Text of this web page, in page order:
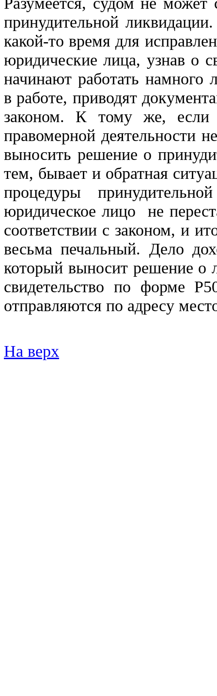
принудительной
какой-то время для
юридические лица, узнав о
начинают работать намного
в работе, приводят
законом. К тому же, если
правомерной деятельности
выносить решение о
тем, бывает и обратная
процедуры
юридическое лицо не
соответствии с законом, и
весьма печальный. Дело
который выносит решение о
свидетельство по форме
отправляются по адресу
На верх